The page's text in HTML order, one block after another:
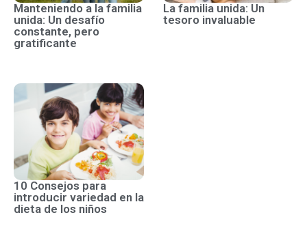
Manteniendo a la familia
unida: Un desafío
constante, pero
gratificante
La familia unida: Un
tesoro invaluable
10 Consejos para
introducir variedad en la
dieta de los niños